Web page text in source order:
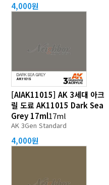
4,000원
[AIAK11015] AK 3세대 아크
릴 도료 AK11015 Dark Sea
Grey 17ml17ml
AK 3Gen Standard
4,000원